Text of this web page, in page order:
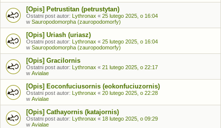
[Opis] Petrustitan (petrustytan)
Ostatni post autor: Lythronax « 25 lutego 2025, o 16:04
w Sauropodomorpha (zauropodomorfy)
[Opis] Uriash (uriasz)
Ostatni post autor: Lythronax « 25 lutego 2025, o 16:04
w Sauropodomorpha (zauropodomorfy)
[Opis] Gracilornis
Ostatni post autor: Lythronax « 21 lutego 2025, o 22:17
w Avialae
[Opis] Eoconfuciusornis (eokonfuciuzornis)
Ostatni post autor: Lythronax « 20 lutego 2025, o 22:28
w Avialae
[Opis] Cathayornis (katajornis)
Ostatni post autor: Lythronax « 18 lutego 2025, o 09:29
w Avialae